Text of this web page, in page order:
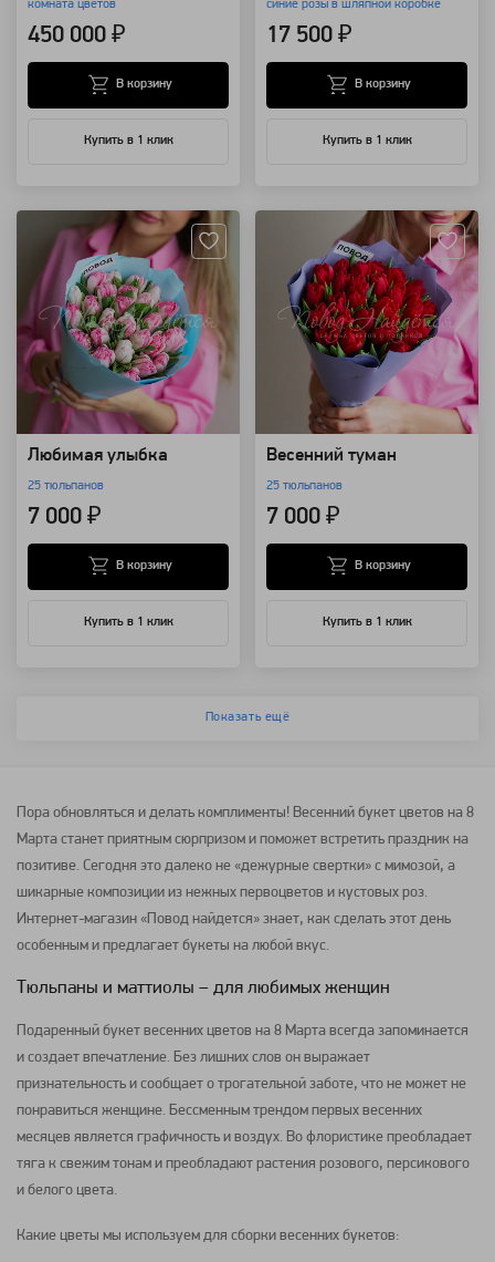
комната цветов
450 000 ₽
Купить в 1 клик
В корзину
синие розы в шляпной коробке
17 500 ₽
Купить в 1 клик
В корзину
Любимая улыбка
25 тюльпанов
7 000 ₽
Купить в 1 клик
В корзину
Весенний туман
25 тюльпанов
7 000 ₽
Купить в 1 клик
В корзину
Показать ещё
Пора обновляться и делать комплименты! Весенний букет цветов на 8
Марта станет приятным сюрпризом и поможет встретить праздник на
позитиве. Сегодня это далеко не «дежурные свертки» с мимозой, а
шикарные композиции из нежных первоцветов и кустовых роз.
Интернет-магазин «Повод найдется» знает, как сделать этот день
особенным и предлагает букеты на любой вкус.
Тюльпаны и маттиолы – для любимых женщин
Подаренный букет весенних цветов на 8 Марта всегда запоминается
и создает впечатление. Без лишних слов он выражает
признательность и сообщает о трогательной заботе, что не может не
понравиться женщине. Бессменным трендом первых весенних
месяцев является графичность и воздух. Во флористике преобладает
тяга к свежим тонам и преобладают растения розового, персикового
и белого цвета.
Какие цветы мы используем для сборки весенних букетов: